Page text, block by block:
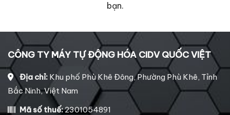
bạn.
CÔNG TY MÁY TỰ ĐỘNG HÓA CIDV QUỐC VIỆT
Địa chỉ: Khu phố Phù Khê Đông, Phường Phù Khê, Tỉnh
Bắc Ninh, Việt Nam
Mã số thuế:2301054891